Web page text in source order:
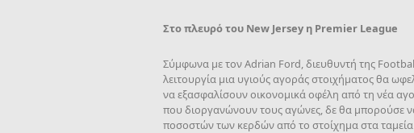
Στοπλευρότου New Jersey η Premier League
Σύμφωνα με τον Adrian Ford, διευθυντή της
λειτουργία μια υγιούς αγοράς στοιχήματος θα
να εξασφαλίσουν οικονομικά οφέλη από τη νέα
που διοργανώνουν τους αγώνες, δε θα μπορούσε
ποσοστών των κερδών από το στοίχημα στα